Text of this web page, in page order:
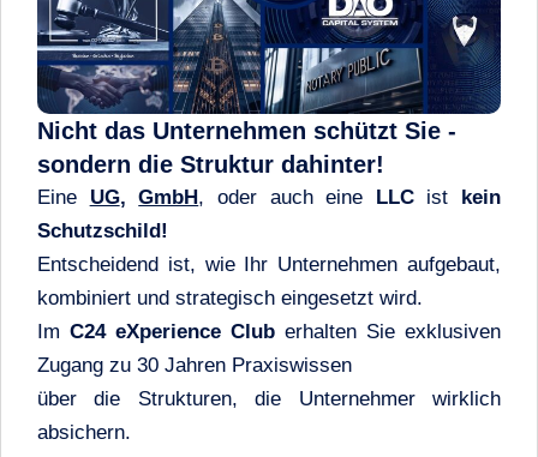
Nicht das Unternehmen schützt Sie -
sondern die Struktur dahinter!
Eine UG,GmbH , oder auch eine LLCist
kein
Schutzschild!
Entscheidend ist, wie Ihr Unternehmen aufgebaut,
kombiniert und strategisch eingesetzt wird.
Im C24 eXperience Club erhalten Sie exklusiven
Zugang zu 30 Jahren Praxiswissen
über die Strukturen, die Unternehmer wirklich
absichern.